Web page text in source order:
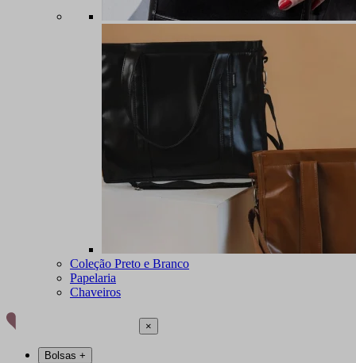
Coleção Preto e Branco
Papelaria
Chaveiros
×
Bolsas +